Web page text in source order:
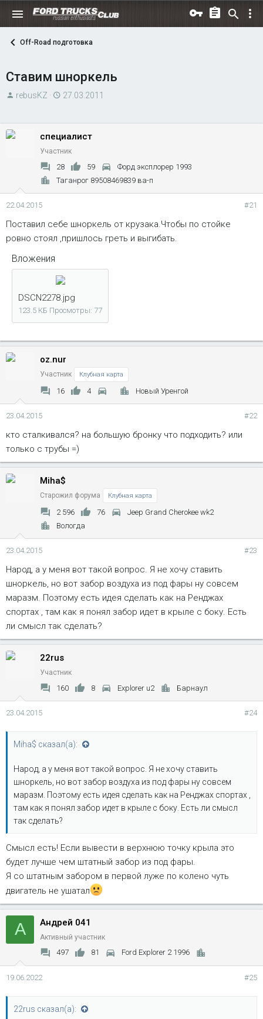
Off-Road подготовка
Ставим шноркель
А
rebusKZ
Д
а
ч
а
27.03.2011
специалист
Участник
28 59
Форд эксплорер 1993
Таганрог 89508469839 ва-п
22.04.2015 #21
Поставил себе шноркель от крузака.Чтобы по стойке
ровно стоял ,пришлось греть и выгибать.
Вложения
DSCN2278.jpg
123.5 КБ Просмотры: 77
oz.nur
Участник Клубная карта
16 4 Новый Уренгой
23.04.2015 #22
кто сталкивался? на большую бронку что подходить? или
только с трубы =)
Miha$
Старожил форума Клубная карта
2 596 76
Jeep Grand Cherokee wk2
Вологда
23.04.2015 #23
Народ, а у меня вот такой вопрос. Я не хочу ставить
шноркель, но вот забор воздуха из под фары ну совсем
маразм. Поэтому есть идея сделать как на Ренджах
спортах , там как я понял забор идет в крыле с боку. Есть
ли смысл так сделать?
22rus
Участник
160 8 Explorer u2 Барнаул
23.04.2015 #24
Miha$ сказал(а):
Народ, а у меня вот такой вопрос. Я не хочу ставить
шноркель, но вот забор воздуха из под фары ну совсем
маразм. Поэтому есть идея сделать как на Ренджах спортах ,
там как я понял забор идет в крыле с боку. Есть ли смысл
так сделать?
Смысл есть! Если вывести в верхнюю точку крыла это
будет лучше чем штатный забор из под фары.
Я со штатным забором в первой луже по колено чуть
двигатель не ушатал
А Андрей 041
Активный участник
497 81 Ford Explorer 2 1996
19.06.2022 #25
22rus сказал(а):